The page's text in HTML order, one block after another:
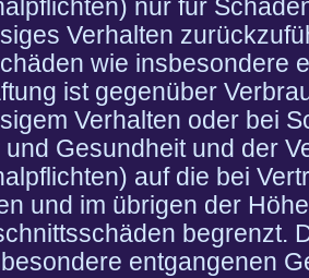
nur für
Verhalten
wie insbesondere
ist gegenüber
Verhalten oder bei
und Gesundheit und der
auf die bei
und im übrigen der
begrenzt.
entgangenen